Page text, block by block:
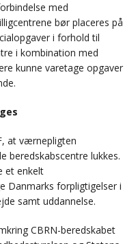
med
bør placeres på
i forhold til
i kombination med
kunne varetage opgaver
at værnepligten
beredskabscentre lukkes.
et enkelt
Danmarks forpligtigelser i
samt uddannelse.
CBRN-beredskabet